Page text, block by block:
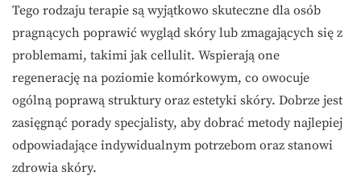
Tego rodzaju terapie są wyjątkowo skuteczne dla osób
pragnących poprawić wygląd skóry lub zmagających się z
problemami, takimi jak cellulit. Wspierają one
regenerację na poziomie komórkowym, co owocuje
ogólną poprawą struktury oraz estetyki skóry. Dobrze jest
zasięgnąć porady specjalisty, aby dobrać metody najlepiej
odpowiadające indywidualnym potrzebom oraz stanowi
zdrowia skóry.